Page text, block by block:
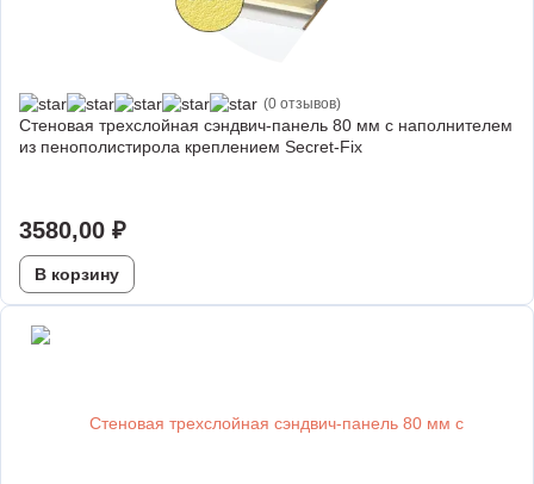
(0 отзывов)
Стеновая трехслойная сэндвич-панель 80 мм с наполнителем
из пенополистирола креплением Secret-Fix
3580,00 ₽
В корзину